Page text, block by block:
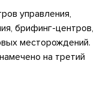
управления,
брифинг-центров,
месторождений.
на третий